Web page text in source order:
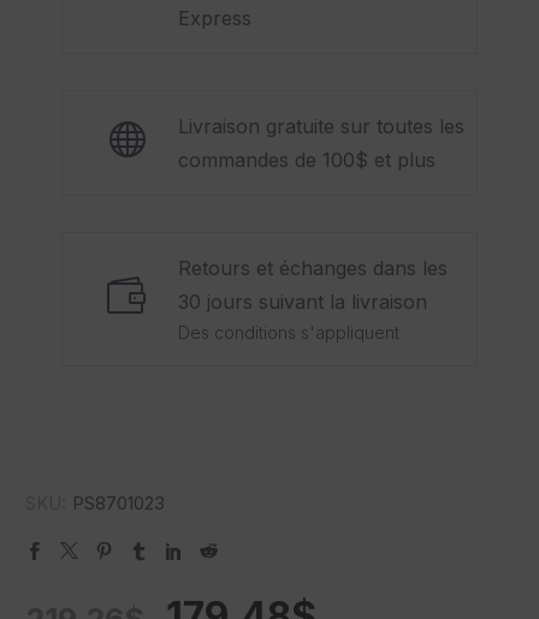
Express
Livraison gratuite sur toutes les
commandes de 100$ et plus
Retours et échanges dans les
30 jours suivant la livraison
Des conditions s'appliquent
PS8701023